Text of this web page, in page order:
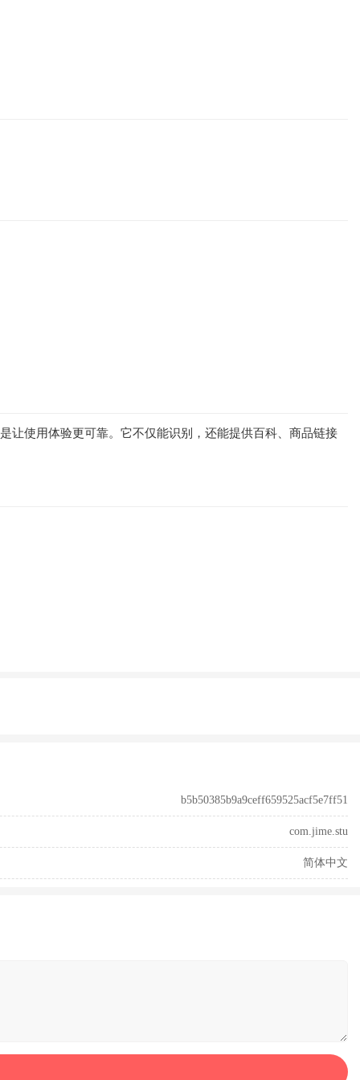
让使用体验更可靠。它不仅能识别，还能提供百科、商品链接
b5b50385b9a9ceff659525acf5e7ff51
com.jime.stu
简体中文